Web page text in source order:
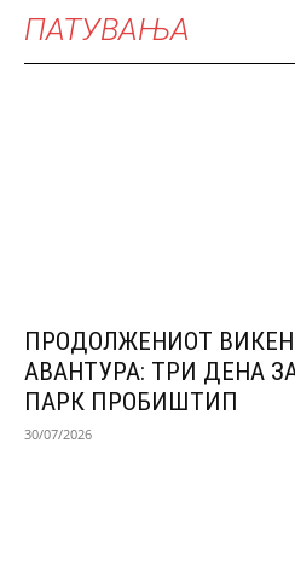
ПАТУВАЊА
ПРОДОЛЖЕНИОТ
АВАНТУРА: ТРИ ДЕНА
ПАРК ПРОБИШТИП
30/07/2026